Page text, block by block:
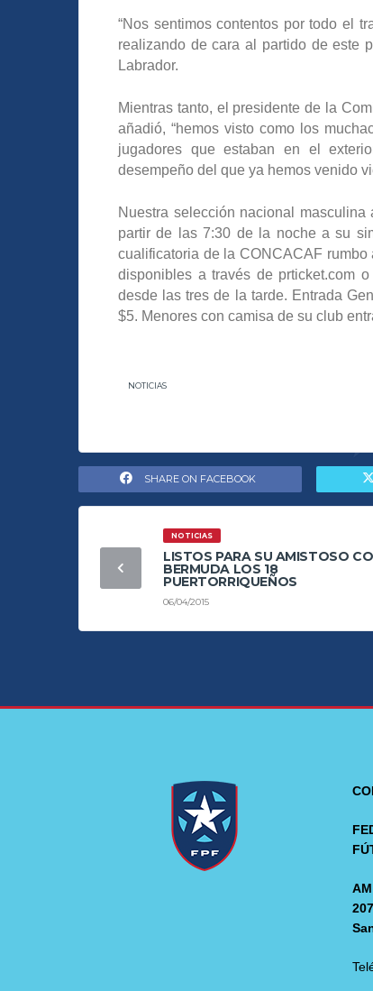
“Nos sentimos contentos por todo el
realizando de cara al partido de este
Labrador.
Mientras tanto, el presidente de la
añadió, “hemos visto como los
jugadores que estaban en el
desempeño del que ya hemos venido
Nuestra selección nacional
partir de las 7:30 de la noche a su
cualificatoria de la CONCACAF
disponibles a través de prticket.com
desde las tres de la tarde. Entrada
$5. Menores con camisa de su club
NOTICIAS
SHARE ON FACEBOOK
NOTICIAS
LISTOS PARA SU AMISTOSO
BERMUDA LOS 18
PUERTORRIQUEÑOS
06/04/2015